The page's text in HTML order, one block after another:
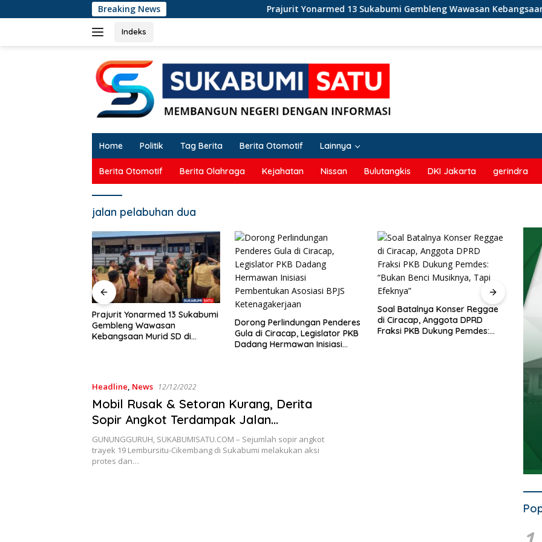
ke
Breaking News Prajurit Yonarmed 13 Sukabumi Gembleng Wawasan Kebangsaan
Indeks
Home Politik Tag Berita Berita Otomotif Lainnya
Berita Otomotif Berita Olahraga Kejahatan Nissan Bulutangkis DKI Jakarta gerindra
jalan pelabuhan dua
Yonarmed 13 Sukabumi
Murid SD di
Dorong Perlindungan Penderes
Gula di Ciracap, Legislator PKB
Dadang Hermawan Inisiasi
Soal Batalnya Konser Reggae
di Ciracap, Anggota DPRD
Fraksi PKB Dukung Pemdes:
“Bukan Benci Musiknya, Tapi
Dituding Biang Narkoba dan
Miras, Musik Reggae Resmi
Dilarang di Ciracap Sukabumi!
Headline, News 12/12/2022
Mobil Rusak & Setoran Kurang, Derita
Sopir Angkot Terdampak Jalan
Pelabuhan II Sukabumi yang Rusak Parah
GUNUNGGURUH, SUKABUMISATU.COM – Sejumlah sopir angkot
trayek 19 Lembursitu-Cikembang di Sukabumi melakukan aksi
protes dan…